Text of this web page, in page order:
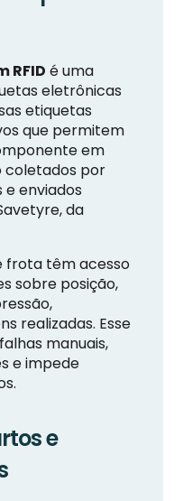
RFID é uma
eletrônicas
etiquetas
que permitem
em
coletados por
enviados
da
frota têm acesso
sobre posição,
realizadas. Esse
manuais,
e impede
e